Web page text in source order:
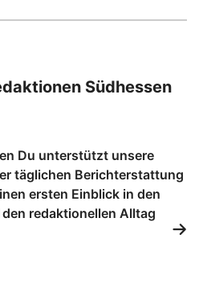
Südhessen
Du unterstützt unsere
täglichen Berichterstattung
ersten Einblick in den
redaktionellen Alltag